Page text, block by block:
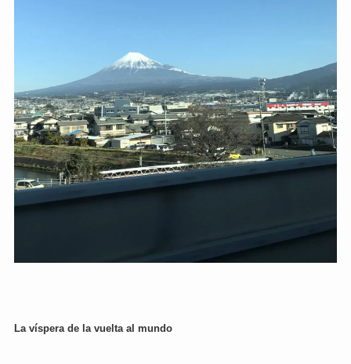
La víspera de la vuelta al mundo